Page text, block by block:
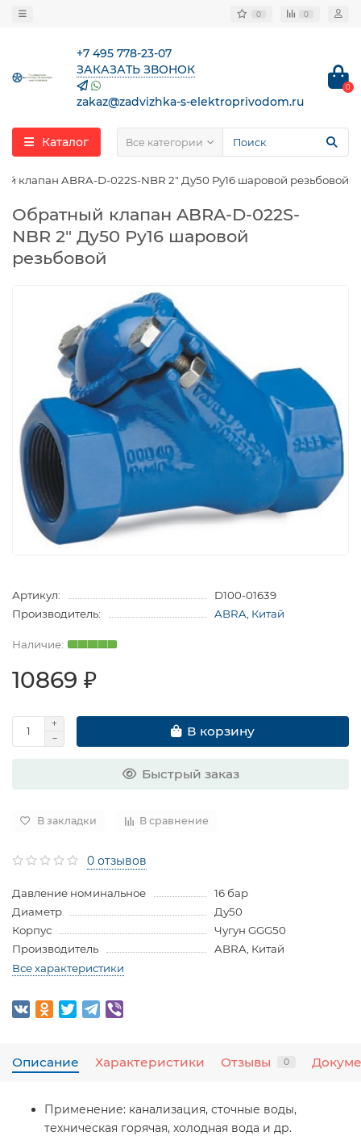
0 0
+7 495 778-23-07
ЗАКАЗАТЬ ЗВОНОК
zakaz@zadvizhka-s-elektroprivodom.ru
0
Каталог Все категории
клапан ABRA-D-022S-NBR 2″ Ду50 Ру16 шаровой резьбовой
Обратный клапан ABRA-D-022S-
NBR 2″ Ду50 Ру16 шаровой
резьбовой
Артикул:
D100-01639
Производитель:
ABRA, Китай
10869 ₽
В корзину
Быстрый заказ
В закладки В сравнение
0 отзывов
Давление номинальное
16 бар
Диаметр
Ду50
Корпус
Чугун GGG50
Производитель
ABRA, Китай
Все характеристики
Описание Характеристики Отзывы 0
Применение: канализация, сточные воды,
техническая горячая, холодная вода и др.